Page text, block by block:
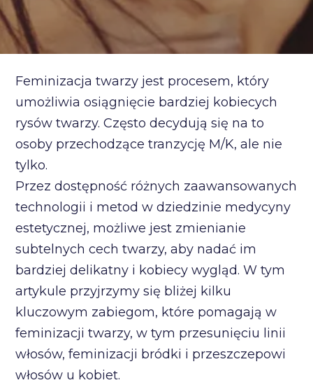
Feminizacja twarzy jest procesem, który
umożliwia osiągnięcie bardziej kobiecych
rysów twarzy. Często decydują się na to
osoby przechodzące tranzycję M/K, ale nie
tylko.
Przez dostępność różnych zaawansowanych
technologii i metod w dziedzinie medycyny
estetycznej, możliwe jest zmienianie
subtelnych cech twarzy, aby nadać im
bardziej delikatny i kobiecy wygląd. W tym
artykule przyjrzymy się bliżej kilku
kluczowym zabiegom, które pomagają w
feminizacji twarzy, w tym przesunięciu linii
włosów, feminizacji bródki i przeszczepowi
włosów u kobiet.